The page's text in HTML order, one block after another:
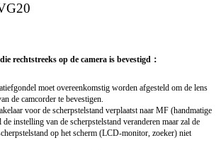
rechtstreeks op de camera is bevestigd：
moet overeenkomstig worden afgesteld om de lens
de camcorder te bevestigen.
voor de scherpstelstand verplaatst naar MF (handmatige
instelling van de scherpstelstand veranderen maar zal de
op het scherm (LCD-monitor, zoeker) niet